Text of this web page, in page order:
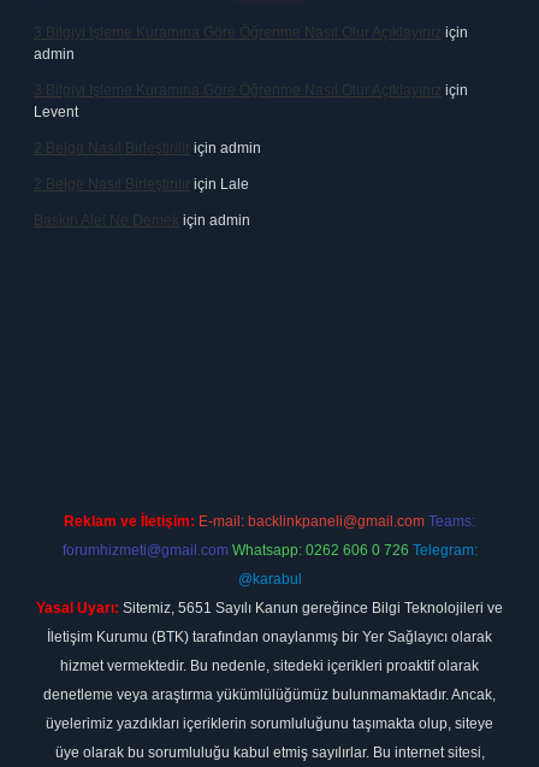
3 Bilgiyi Işleme Kuramına Göre Öğrenme Nasıl Olur Açıklayınız için
admin
3 Bilgiyi Işleme Kuramına Göre Öğrenme Nasıl Olur Açıklayınız için
Levent
2 Belge Nasıl Birleştirilir için admin
2 Belge Nasıl Birleştirilir için Lale
Baskın Alel Ne Demek için admin
Reklam ve İletişim: E-mail: backlinkpaneli@gmail.com Teams:
forumhizmeti@gmail.com Whatsapp: 0262 606 0 726 Telegram:
@karabul
Yasal Uyarı: Sitemiz, 5651 Sayılı Kanun gereğince Bilgi Teknolojileri ve
İletişim Kurumu (BTK) tarafından onaylanmış bir Yer Sağlayıcı olarak
hizmet vermektedir. Bu nedenle, sitedeki içerikleri proaktif olarak
denetleme veya araştırma yükümlülüğümüz bulunmamaktadır. Ancak,
üyelerimiz yazdıkları içeriklerin sorumluluğunu taşımakta olup, siteye
üye olarak bu sorumluluğu kabul etmiş sayılırlar. Bu internet sitesi,